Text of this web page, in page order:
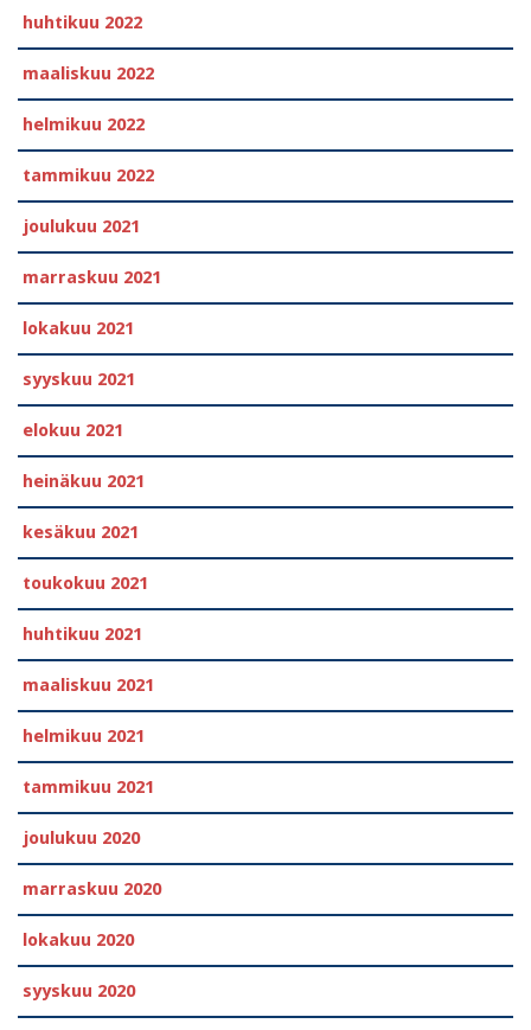
huhtikuu 2022
maaliskuu 2022
helmikuu 2022
tammikuu 2022
joulukuu 2021
marraskuu 2021
lokakuu 2021
syyskuu 2021
elokuu 2021
heinäkuu 2021
kesäkuu 2021
toukokuu 2021
huhtikuu 2021
maaliskuu 2021
helmikuu 2021
tammikuu 2021
joulukuu 2020
marraskuu 2020
lokakuu 2020
syyskuu 2020